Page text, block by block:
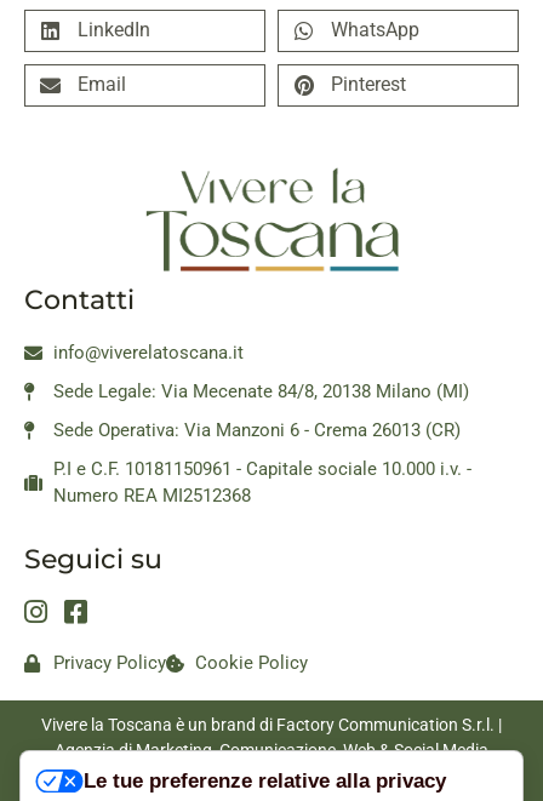
LinkedIn WhatsApp
Email Pinterest
Contatti
info@viverelatoscana.it
Sede Legale: Via Mecenate 84/8, 20138 Milano (MI)
Sede Operativa: Via Manzoni 6 - Crema 26013 (CR)
P.I e C.F. 10181150961 - Capitale sociale 10.000 i.v. -
Numero REA MI2512368
Seguici su
Privacy Policy Cookie Policy
Vivere la Toscana è un brand di Factory Communication S.r.l. |
Agenzia di Marketing, Comunicazione, Web & Social Media
|www.factorycommunication.it
Le tue preferenze relative alla privacy